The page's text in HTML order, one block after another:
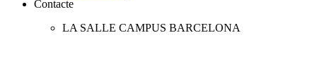
Contacte
LA SALLE CAMPUS BARCELONA